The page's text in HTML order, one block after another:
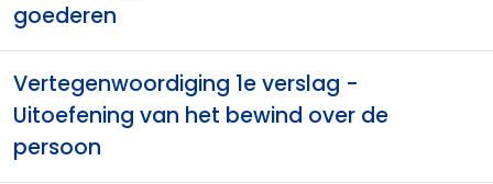
goederen
Vertegenwoordiging 1e verslag -
Uitoefening van het bewind over de
persoon